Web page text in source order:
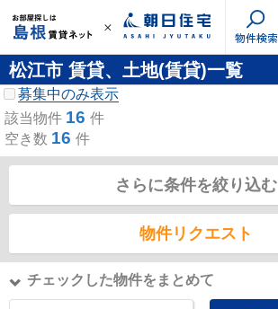
物件検索
松江市 賃貸、土地(賃貸)一覧
募集中のみ表示
該当物件 16 件
空き数 16 件
さらに条件を絞り込む
物件リクエスト
チェックした物件をまとめて